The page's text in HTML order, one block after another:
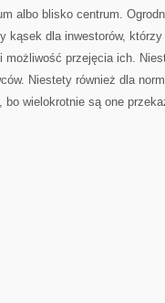
albo blisko centrum.
kąsek dla inwestorów,
możliwość przejęcia ich.
Niestety również dla
bo wielokrotnie są one